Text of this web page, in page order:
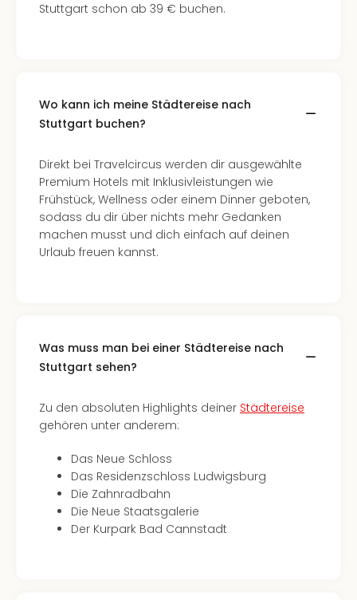
Stuttgart schon ab 39 € buchen.
Wo kann ich meine Städtereise nach
Stuttgart buchen?
Direkt bei Travelcircus werden dir ausgewählte
Premium Hotels mit Inklusivleistungen wie
Frühstück, Wellness oder einem Dinner geboten,
sodass du dir über nichts mehr Gedanken
machen musst und dich einfach auf deinen
Urlaub freuen kannst.
Was muss man bei einer Städtereise nach
Stuttgart sehen?
Zu den absoluten Highlights deiner Städtereise
gehören unter anderem:
Das Neue Schloss
Das Residenzschloss Ludwigsburg
Die Zahnradbahn
Die Neue Staatsgalerie
Der Kurpark Bad Cannstadt